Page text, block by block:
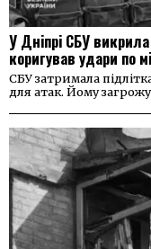
У Дніпрі СБУ
коригував удари по
СБУ затримала
для атак. Йому